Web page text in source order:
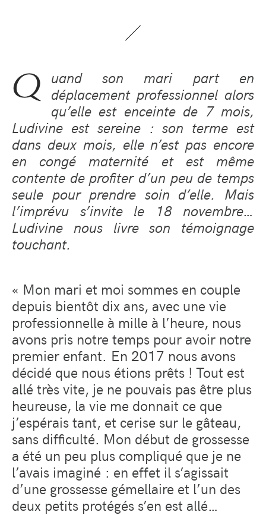
Q uand son mari part en
déplacement professionnel alors
qu’elle est enceinte de 7 mois,
Ludivine est sereine : son terme est
dans deux mois, elle n’est pas encore
en congé maternité et est même
contente de profiter d’un peu de temps
seule pour prendre soin d’elle. Mais
l’imprévu s’invite le 18 novembre…
Ludivine nous livre son témoignage
touchant.
« Mon mari et moi sommes en couple
depuis bientôt dix ans, avec une vie
professionnelle à mille à l’heure, nous
avons pris notre temps pour avoir notre
premier enfant. En 2017 nous avons
décidé que nous étions prêts ! Tout est
allé très vite, je ne pouvais pas être plus
heureuse, la vie me donnait ce que
j’espérais tant, et cerise sur le gâteau,
sans difficulté. Mon début de grossesse
a été un peu plus compliqué que je ne
l’avais imaginé : en effet il s’agissait
d’une grossesse gémellaire et l’un des
deux petits protégés s’en est allé…